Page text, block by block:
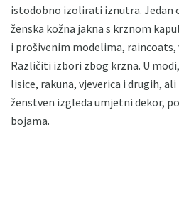
istodobno izolirati iznutra. Jedan
ženska kožna jakna s krznom
i prošivenim modelima,
Različiti izbori zbog krzna. U
lisice, rakuna, vjeverica i drugih,
ženstven izgleda umjetni dekor,
bojama.